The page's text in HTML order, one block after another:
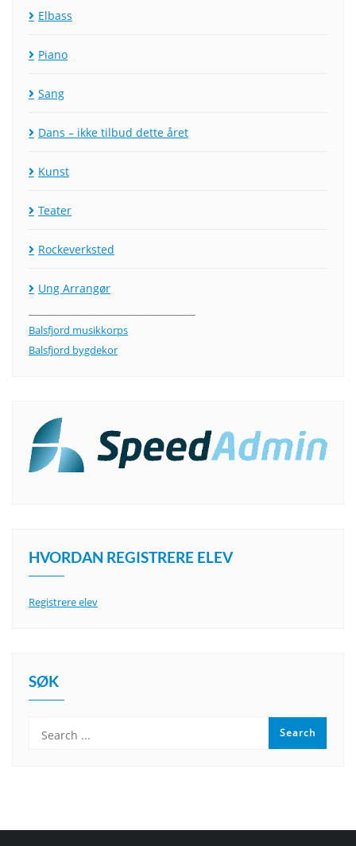
Elbass
Piano
Sang
Dans – ikke tilbud dette året
Kunst
Teater
Rockeverksted
Ung Arrangør
Balsfjord musikkorps
Balsfjord bygdekor
HVORDAN REGISTRERE ELEV
Registrere elev
SØK